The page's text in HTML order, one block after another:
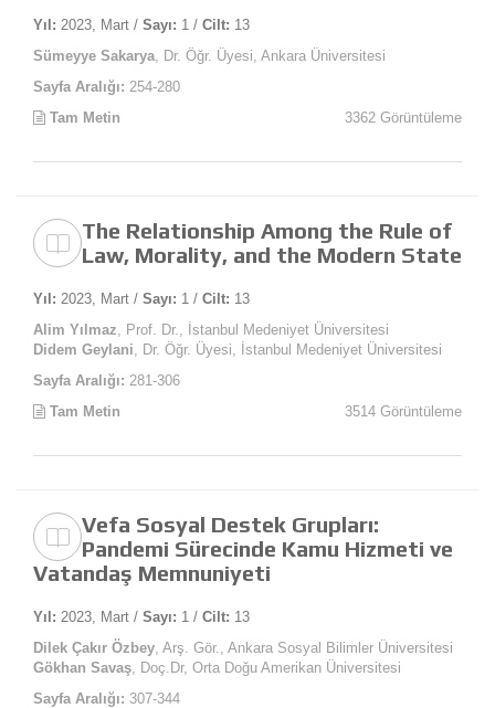
Yıl: 2023, Mart / Sayı: 1 / Cilt: 13
Sümeyye Sakarya , Dr. Öğr. Üyesi, Ankara Üniversitesi
Sayfa Aralığı: 254-280
Tam Metin
3362 Görüntüleme
The Relationship Among the Rule of
Law, Morality, and the Modern State
Yıl: 2023, Mart / Sayı: 1 / Cilt: 13
Alim Yılmaz , Prof. Dr., İstanbul Medeniyet Üniversitesi
Didem Geylani , Dr. Öğr. Üyesi, İstanbul Medeniyet Üniversitesi
Sayfa Aralığı: 281-306
Tam Metin
3514 Görüntüleme
Vefa Sosyal Destek Grupları:
Pandemi Sürecinde Kamu Hizmeti ve
Vatandaş Memnuniyeti
Yıl: 2023, Mart / Sayı: 1 / Cilt: 13
Dilek Çakır Özbey , Arş. Gör., Ankara Sosyal Bilimler Üniversitesi
Gökhan Savaş , Doç.Dr, Orta Doğu Amerikan Üniversitesi
Sayfa Aralığı: 307-344